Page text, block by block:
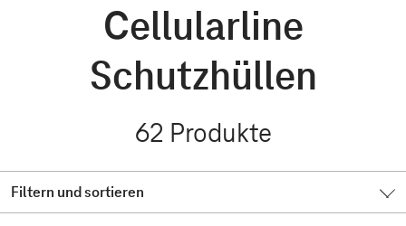
Cellularline
Schutzhüllen
62 Produkte
Filtern und sortieren